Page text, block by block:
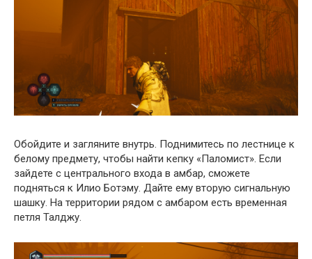
Обойдите и загляните внутрь. Поднимитесь по лестнице к
белому предмету, чтобы найти кепку «Паломист». Если
зайдете с центрального входа в амбар, сможете
подняться к Илио Ботэму. Дайте ему вторую сигнальную
шашку. На территории рядом с амбаром есть временная
петля Талджу.